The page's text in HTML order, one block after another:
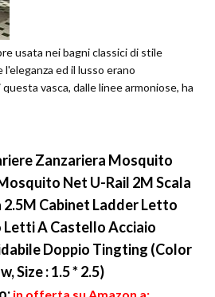
usata nei bagni classici di stile
ed il lusso erano
vasca, dalle linee armoniose, ha
Zanzariera Mosquito
Net U-Rail 2M Scala
Cabinet Ladder Letto
Letti A Castello Acciaio
Doppio Tingting (Color
Size : 1.5 * 2.5)